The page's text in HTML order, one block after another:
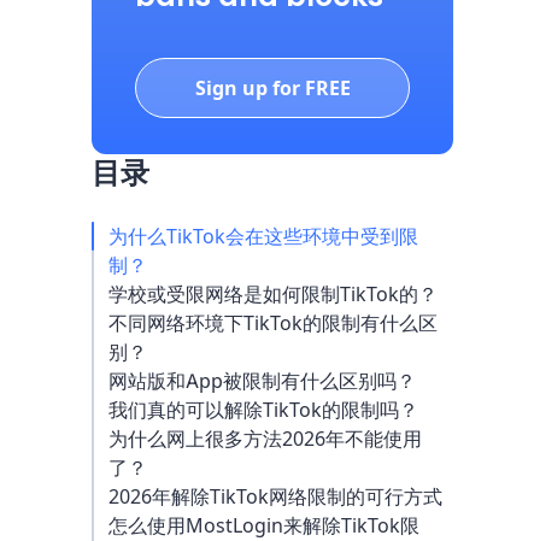
Sign up for FREE
目录
为什么TikTok会在这些环境中受到限
制？
学校或受限网络是如何限制TikTok的？
不同网络环境下TikTok的限制有什么区
别？
网站版和App被限制有什么区别吗？
我们真的可以解除TikTok的限制吗？
为什么网上很多方法2026年不能使用
了？
2026年解除TikTok网络限制的可行方式
怎么使用MostLogin来解除TikTok限